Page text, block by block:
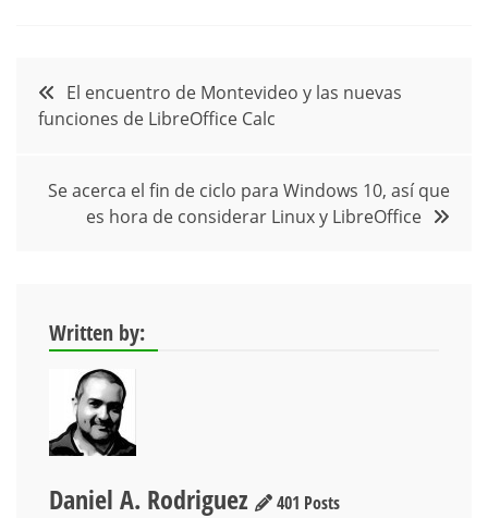
Navegación
de
entradas
El encuentro de Montevideo y las nuevas
funciones de LibreOffice Calc
Se acerca el fin de ciclo para Windows 10, así que
es hora de considerar Linux y LibreOffice
Written by:
Daniel A. Rodriguez
401 Posts